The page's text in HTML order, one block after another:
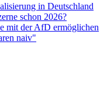
in Deutschland
schon 2026?
mit der AfD ermöglichen
naiv"